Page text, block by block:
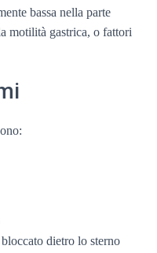
bassa nella parte
motilità gastrica, o fattori
dietro lo sterno